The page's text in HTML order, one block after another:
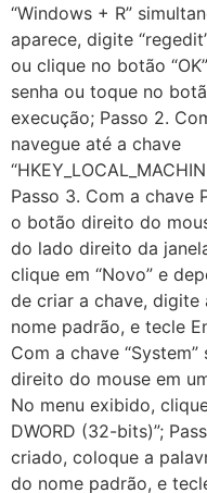
“Windows + R”
aparece, digite
ou clique no botão
senha ou toque no
execução; Passo 2.
navegue até a chave
Passo 3. Com a chave
o botão direito do
do lado direito da
clique em “Novo” e
de criar a chave, digite
nome padrão, e tecle
Com a chave
direito do mouse em
No menu exibido,
DWORD (32-bits)”;
criado, coloque a
do nome padrão, e